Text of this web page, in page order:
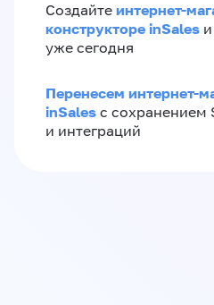
Создайте интернет-
конструкторе inSales
уже сегодня
Перенесем интернет-
inSales с сохранением
и интеграций